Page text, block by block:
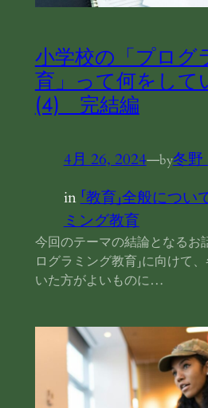
小学校の「プログ
育」って何をして
(4) 完結編
4月 26, 2024—by冬
in「教育」全般につい
ミング教育
今回のテーマの結論となるお
ログラミング教育」に向けて
いた方がよいものに…